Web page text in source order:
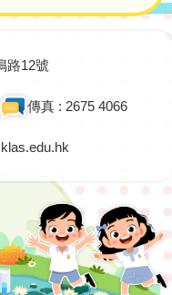
路12號
傳真 : 2675 4066